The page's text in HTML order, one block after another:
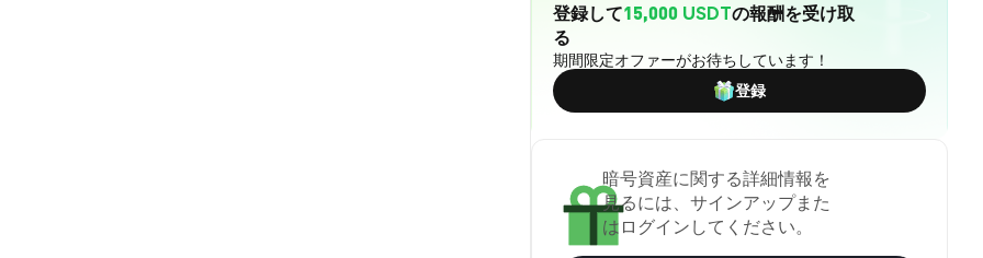
登録して15,000 USDTの報酬を受け取
る
期間限定オファーがお待ちしています！
登録
暗号資産に関する詳細情報を
見るには、サインアップまた
はログインしてください。